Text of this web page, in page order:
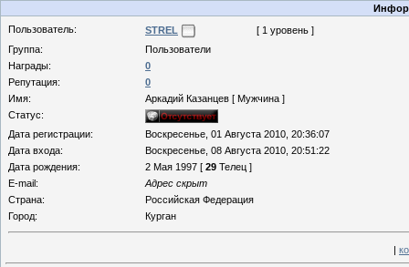
Пользователь:
STREL
[ 1 уровень ]
Группа:
Пользователи
Награды:
0
Репутация:
0
Имя:
Аркадий Казанцев [ Мужчина ]
Статус:
Дата регистрации:
Воскресенье, 01 Августа 2010, 20:36:07
Дата входа:
Воскресенье, 08 Августа 2010, 20:51:22
Дата рождения:
2 Мая 1997 [ 29 Телец ]
E-mail:
Адрес скрыт
Страна:
Российская Федерация
Город:
Курган
|